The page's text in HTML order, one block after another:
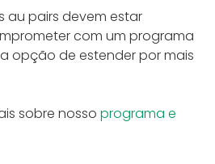
au pairs devem estar
com um programa
a opção de estender por mais
sobre nossoprograma e